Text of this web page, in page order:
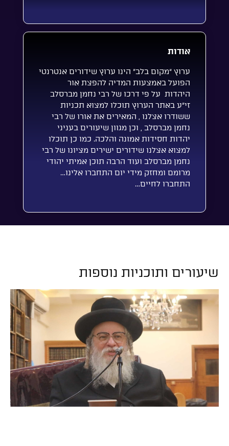
אודות
ערוץ “מקום בלב” הינו ערוץ שידורים אנטרנטי
הפועל באמצעות המדיה להפצת אור
היהדות על פי דרכו של רבי נחמן מברסלב
זי”ע באתר הערוץ תוכלו למצוא תכניות
ששודרו אצלנו , המאירים את אורו של רבי
נחמן מברסלב , וכן מגוון שיעורים בעניני
יהדות חסידות אמונה והלכה. כמו כן תוכלו
למצוא אצלנו שידורים ישירים מציונו של רבי
נחמן מברסלב ועוד הרבה תוכן אמיתי יהודי
מרומם ומחזק מידי יום התחברו אלינו…
התחברו לחיים…
שיעורים ותוכניות נוספות